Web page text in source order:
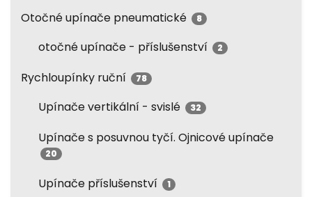
Otočné upínače pneumatické 8
otočné upínače - příslušenství 2
Rychloupínky ruční 78
Upínače vertikální - svislé 32
Upínače s posuvnou tyčí. Ojnicové upínače
20
Upínače příslušenství 1